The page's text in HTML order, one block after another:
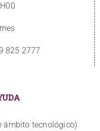
825 2777
ámbito tecnológico)